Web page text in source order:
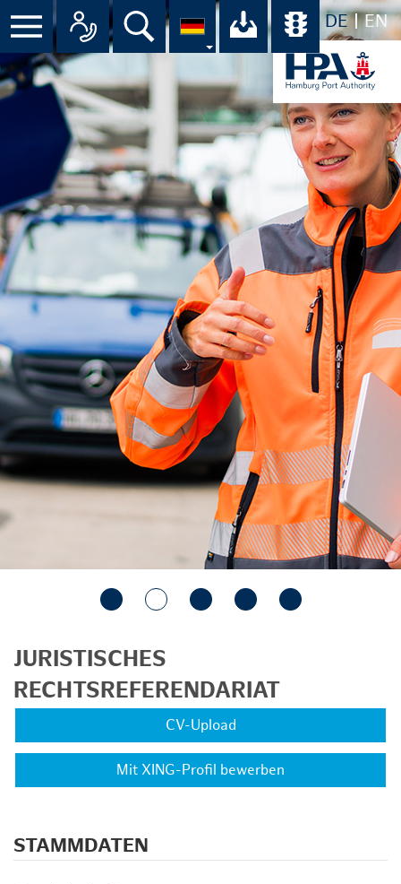
DE EN
Suche Ihr Download-
JURISTISCHES
RECHTSREFERENDARIAT
CV-Upload
Mit XING-Profil bewerben
STAMMDATEN